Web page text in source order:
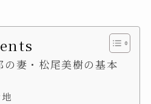
の妻・松尾美樹の基本